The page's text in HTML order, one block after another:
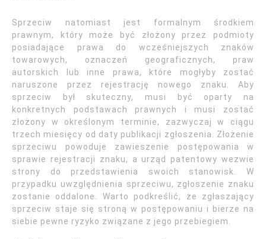
Sprzeciw natomiast jest formalnym środkiem
prawnym, który może być złożony przez podmioty
posiadające prawa do wcześniejszych znaków
towarowych, oznaczeń geograficznych, praw
autorskich lub inne prawa, które mogłyby zostać
naruszone przez rejestrację nowego znaku. Aby
sprzeciw był skuteczny, musi być oparty na
konkretnych podstawach prawnych i musi zostać
złożony w określonym terminie, zazwyczaj w ciągu
trzech miesięcy od daty publikacji zgłoszenia. Złożenie
sprzeciwu powoduje zawieszenie postępowania w
sprawie rejestracji znaku, a urząd patentowy wezwie
strony do przedstawienia swoich stanowisk. W
przypadku uwzględnienia sprzeciwu, zgłoszenie znaku
zostanie oddalone. Warto podkreślić, że zgłaszający
sprzeciw staje się stroną w postępowaniu i bierze na
siebie pewne ryzyko związane z jego przebiegiem.